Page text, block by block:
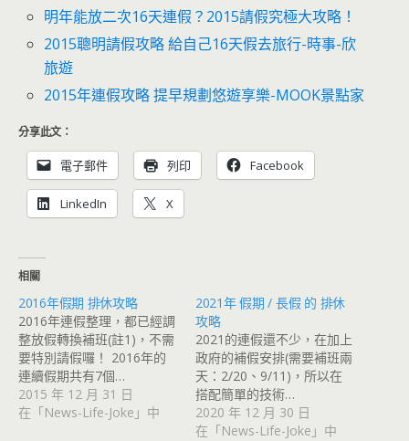
明年能放二次16天連假？2015請假究極大攻略！
2015聰明請假攻略 給自己16天假去旅行-時事-欣
旅遊
2015年連假攻略 提早規劃悠遊享樂-MOOK景點家
分享此文：
電子郵件 列印 Facebook
LinkedIn X
相關
2016年假期 排休攻略
2016年連假整理，都已經調
整放假轉換補班(註1)，不需
要特別請假囉！ 2016年的
連續假期共有7個…
2015 年 12 月 31 日
在「News-Life-Joke」中
2021年 假期 / 長假 的 排休
攻略
2021的連假還不少，在加上
政府的補假安排(需要補班兩
天：2/20、9/11)，所以在
搭配簡單的技術…
2020 年 12 月 30 日
在「News-Life-Joke」中